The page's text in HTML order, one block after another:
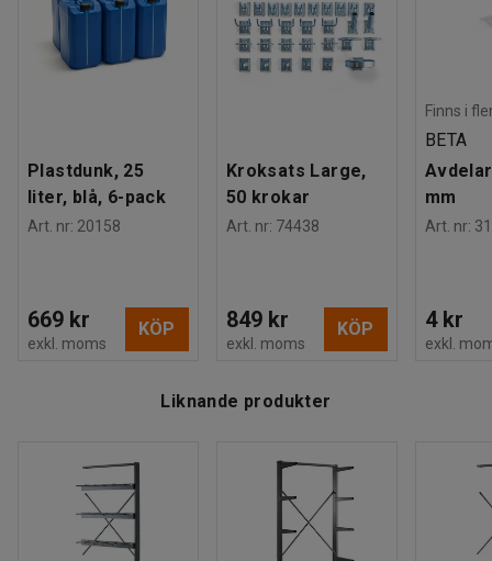
Plastdunk, 25
liter, blå, 6-pack
Art. nr: 20158
669 kr
exkl. moms
KÖP
Kroksats Large,
50 krokar
Art. nr: 74438
849 kr
exkl. moms
KÖP
Finns i
BETA
mm
Art. nr:
4 kr
exkl.
Liknande produkter